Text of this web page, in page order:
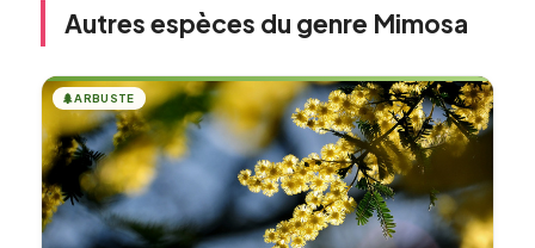
Autres espèces du genre Mimosa
🌲ARBUSTE